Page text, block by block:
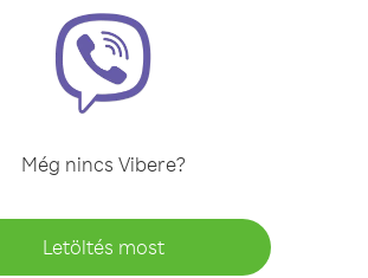
Még nincs Vibere?
Letöltés most